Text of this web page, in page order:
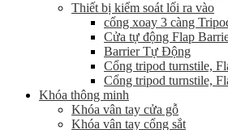
Thiết bị kiểm soát lối ra vào
cổng xoay 3 càng
Cửa tự động Flap
Barrier Tự Động
Cổng tripod turnstile,
Cổng tripod turnstile,
Khóa thông minh
Khóa vân tay cửa gỗ
Khóa vân tay cổng sắt